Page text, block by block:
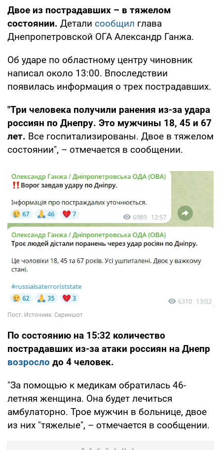
Двое из пострадавших – в тяжелом
состоянии. Детали сообщил глава
Днепропетровской ОГА Александр Ганжа.
Об ударе по областному центру чиновник
написал около 13:00. Впоследствии
появилась информация о трех пострадавших.
"Три человека получили ранения из-за удара
россиян по Днепру. Это мужчины 18, 45 и 67
лет. Все госпитализированы. Двое в тяжелом
состоянии", – отмечается в сообщении.
По состоянию на 15:32 количество
пострадавших из-за атаки россиян на Днепр
возросло до 4 человек.
"За помощью к медикам обратилась 46-
летняя женщина. Она будет лечиться
амбулаторно. Трое мужчин в больнице, двое
из них "тяжелые", – отмечается в сообщении.